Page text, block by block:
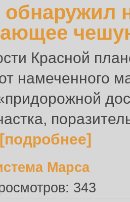
Красной
намеченного
[подробнее]
Марса
343